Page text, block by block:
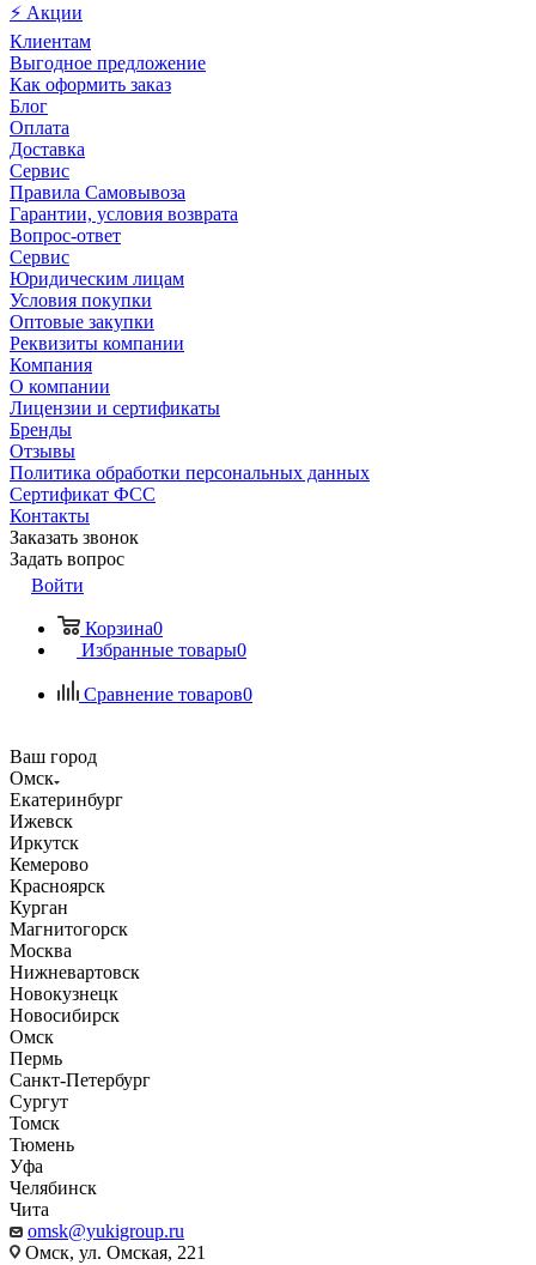
⚡ Акции
Клиентам
Выгодное предложение
Как оформить заказ
Блог
Оплата
Доставка
Сервис
Правила Самовывоза
Гарантии, условия возврата
Вопрос-ответ
Сервис
Юридическим лицам
Условия покупки
Оптовые закупки
Реквизиты компании
Компания
О компании
Лицензии и сертификаты
Бренды
Отзывы
Политика обработки персональных данных
Сертификат ФСС
Контакты
Заказать звонок
Задать вопрос
Войти
Корзина0
Избранные товары0
Сравнение товаров0
Ваш город
Омск
Екатеринбург
Ижевск
Иркутск
Кемерово
Красноярск
Курган
Магнитогорск
Москва
Нижневартовск
Новокузнецк
Новосибирск
Омск
Пермь
Санкт-Петербург
Сургут
Томск
Тюмень
Уфа
Челябинск
Чита
omsk@yukigroup.ru
Омск, ул. Омская, 221